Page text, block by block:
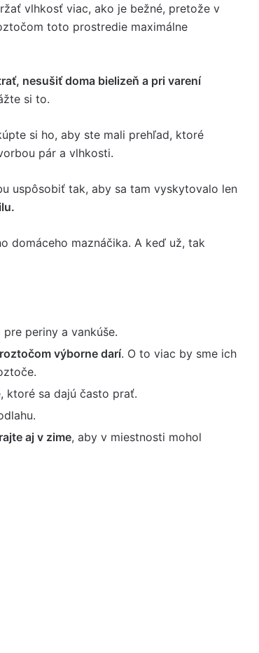
vlhkosť viac, ako je bežné, pretože v
toto prostredie maximálne
nesušiť doma bielizeň a pri varení
si to.
si ho, aby ste mali prehľad, ktoré
pár a vlhkosti.
uspôsobiť tak, aby sa tam vyskytovalo len
domáceho maznáčika. A keď už, tak
periny a vankúše.
výborne darí. O to viac by sme ich
ktoré sa dajú často prať.
aj v zime, aby v miestnosti mohol